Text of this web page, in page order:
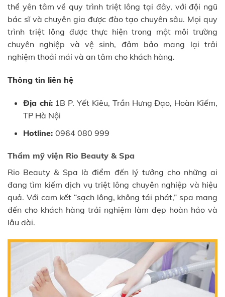
thể yên tâm về quy trình triệt lông tại đây, với đội ngũ
bác sĩ và chuyên gia được đào tạo chuyên sâu. Mọi quy
trình triệt lông được thực hiện trong một môi trường
chuyên nghiệp và vệ sinh, đảm bảo mang lại trải
nghiệm thoải mái và an tâm cho khách hàng.
Thông tin liên hệ
Địa chỉ:1B P. Yết Kiêu, Trần Hưng Đạo, Hoàn Kiếm,
TP Hà Nội
Hotline: 0964 080 999
Thẩm mỹ viện Rio Beauty & Spa
Rio Beauty & Spa là điểm đến lý tưởng cho những ai
đang tìm kiếm dịch vụ triệt lông chuyên nghiệp và hiệu
quả. Với cam kết “sạch lông, không tái phát,” spa mang
đến cho khách hàng trải nghiệm làm đẹp hoàn hảo và
lâu dài.